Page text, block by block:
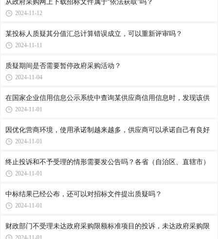
2024-11-12
某投标人质疑其分值汇总计算错误成立，可以重新评审吗？
2024-11-11
质疑期间是否需要暂停政府采购活动？
2024-11-04
在国家企业信用信息公示系统中查询某供应商信用信息时，发现该供
2024-11-01
因优化营商环境，使用承诺制越来越多，供应商可以承诺自己有良好
2024-11-01
终止投诉和不予受理的情形需要发公告吗？各省（自治区、直辖市）
2024-11-01
中标结果已经公布，还可以对招标文件提出质疑吗？
2024-11-01
财政部门不受理未达政府采购限额标准项目的投诉，未达政府采购限
2024-11-01